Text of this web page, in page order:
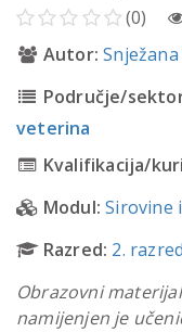
(0)
Autor:
Područje/
veterina
Kvalifikacija/
Modul: Sirovine
Razred: 2. razred
Obrazovni
namijenjen je